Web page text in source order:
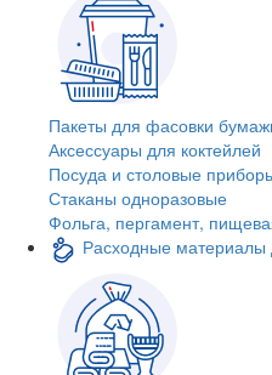
Пакеты для фасовки
Аксессуары для коктейлей
Посуда и столовые
Стаканы одноразовые
Фольга, пергамент,
Расходные материалы